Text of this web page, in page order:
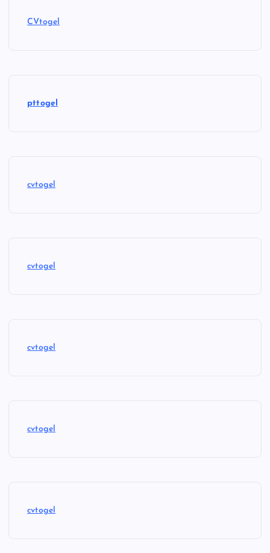
CVtogel
pttogel
cvtogel
cvtogel
cvtogel
cvtogel
cvtogel